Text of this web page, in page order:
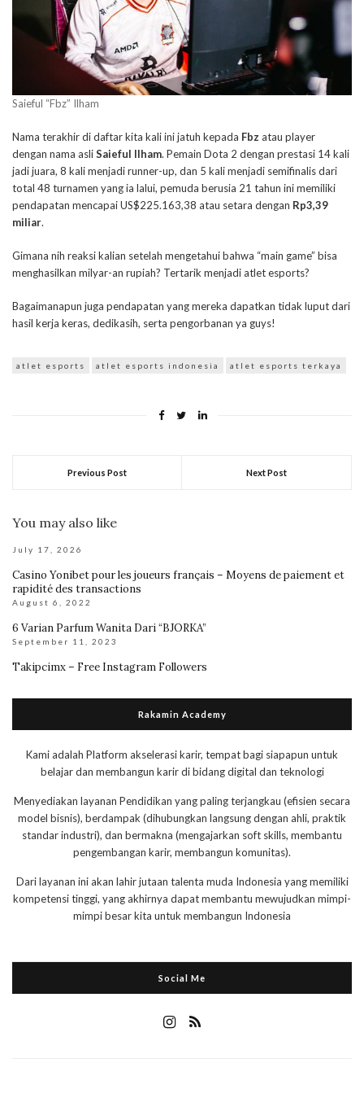
Saieful “Fbz” Ilham
Nama terakhir di daftar kita kali ini jatuh kepada Fbz atau player
dengan nama asliSaieful Ilham. Pemain Dota 2 dengan prestasi 14 kali
jadi juara, 8 kali menjadi runner-up, dan 5 kali menjadi semifinalis dari
total 48 turnamen yang ia lalui, pemuda berusia 21 tahun ini memiliki
pendapatan mencapai US$225.163,38 atau setara dengan Rp3,39
miliar.
Gimana nih reaksi kalian setelah mengetahui bahwa “main game” bisa
menghasilkan milyar-an rupiah? Tertarik menjadi atlet esports?
Bagaimanapun juga pendapatan yang mereka dapatkan tidak luput dari
hasil kerja keras, dedikasih, serta pengorbanan ya guys!
atlet esports atlet esports indonesia atlet esports terkaya
Previous Post Next Post
You may also like
July 17, 2026
Casino Yonibet pour les joueurs français – Moyens de paiement et
rapidité des transactions
August 6, 2022
6 Varian Parfum Wanita Dari “BJORKA”
September 11, 2023
Takipcimx – Free Instagram Followers
Rakamin Academy
Kami adalah Platform akselerasi karir, tempat bagi siapapun untuk
belajar dan membangun karir di bidang digital dan teknologi
Menyediakan layanan Pendidikan yang paling terjangkau (efisien secara
model bisnis), berdampak (dihubungkan langsung dengan ahli, praktik
standar industri), dan bermakna (mengajarkan soft skills, membantu
pengembangan karir, membangun komunitas).
Dari layanan ini akan lahir jutaan talenta muda Indonesia yang memiliki
kompetensi tinggi, yang akhirnya dapat membantu mewujudkan mimpi-
mimpi besar kita untuk membangun Indonesia
Social Me